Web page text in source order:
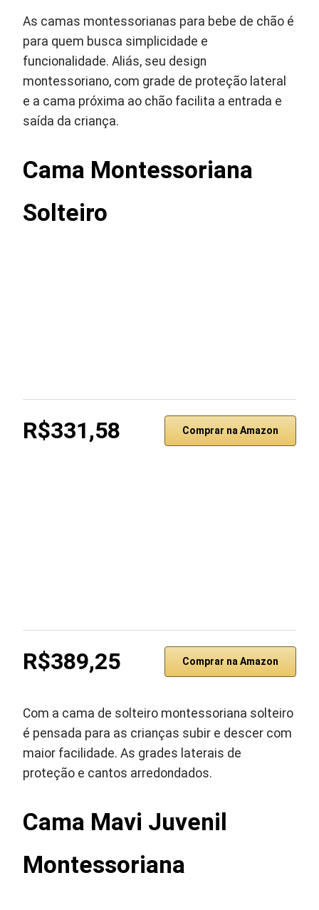
As camas montessorianas para bebe de chão é
para quem busca simplicidade e
funcionalidade. Aliás, seu design
montessoriano, com grade de proteção lateral
e a cama próxima ao chão facilita a entrada e
saída da criança.
Cama Montessoriana
Solteiro
R$331,58 Comprar na Amazon
R$389,25 Comprar na Amazon
Com a cama de solteiro montessoriana solteiro
é pensada para as crianças subir e descer com
maior facilidade. As grades laterais de
proteção e cantos arredondados.
Cama Mavi Juvenil
Montessoriana